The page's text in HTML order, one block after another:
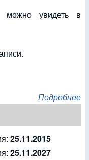
можно увидеть в
Подробнее
25.11.2015
25.11.2027